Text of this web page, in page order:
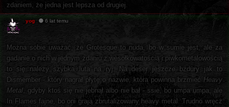
zdaniem, że jedna jest lepsza od drugiej.
yog 6 lat temu
Można sobie uważać, że Grotesque to nuda, bo w sumie jest, ale za
gadanie o nich w jednym zdaniu z wesołkowatością i piwkometalowością
to się należy szybka luta na ryj. Na deser jeszcze bzdury jak to
Dismember - który nagrał płytę o nazwie, która powinna brzmieć Heavy
Metal , gdyby ktoś się nie jebnął albo nie bał - ssie, bo umpa umpa, ale
In Flames fajne, bo oni grają zbrutalizowany heavy metal. Trudno wręcz